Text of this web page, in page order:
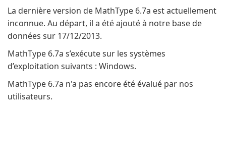
La dernière version de MathType 6.7a est actuellement
inconnue. Au départ, il a été ajouté à notre base de
données sur 17/12/2013.
MathType 6.7a s’exécute sur les systèmes
d’exploitation suivants : Windows.
MathType 6.7a n'a pas encore été évalué par nos
utilisateurs.